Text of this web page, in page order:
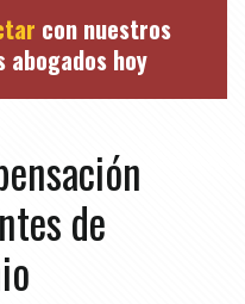
con nuestros
abogados hoy
de